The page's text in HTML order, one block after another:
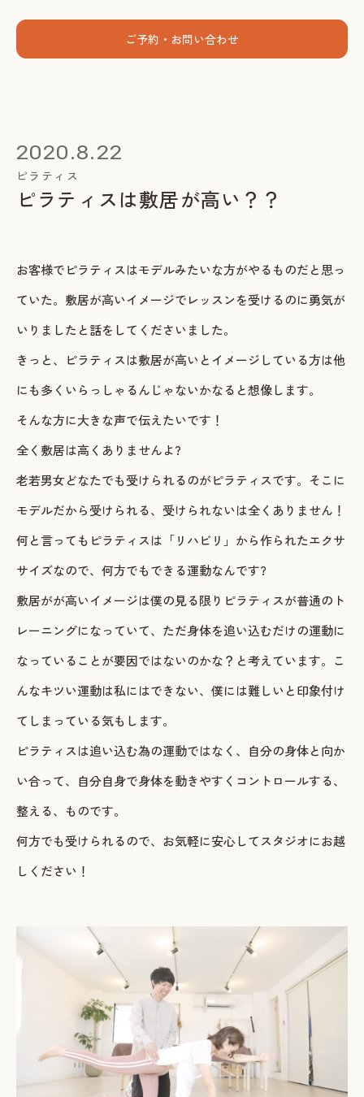
指導者養成講座
お客様の声
お知らせ
ブログ
ご予約・お問い合わせ
LINEで予約・相談する
tel. 080-3628-1771
ご予約・お問い合わせ
2020.8.22
ピラティス
ピラティスは敷居が高い？？
お客様でピラティスはモデルみたいな方がやるものだと思っ
ていた。敷居が高いイメージでレッスンを受けるのに勇気が
いりましたと話をしてくださいました。
きっと、ピラティスは敷居が高いとイメージしている方は他
にも多くいらっしゃるんじゃないかなると想像します。
そんな方に大きな声で伝えたいです！
全く敷居は高くありませんよ?
老若男女どなたでも受けられるのがピラティスです。そこに
モデルだから受けられる、受けられないは全くありません！
何と言ってもピラティスは「リハビリ」から作られたエクサ
サイズなので、何方でもできる運動なんです?
敷居がが高いイメージは僕の見る限りピラティスが普通のト
レーニングになっていて、ただ身体を追い込むだけの運動に
なっていることが要因ではないのかな？と考えています。こ
んなキツい運動は私にはできない、僕には難しいと印象付け
てしまっている気もします。
ピラティスは追い込む為の運動ではなく、自分の身体と向か
い合って、自分自身で身体を動きやすくコントロールする、
整える、ものです。
何方でも受けられるので、お気軽に安心してスタジオにお越
しください！